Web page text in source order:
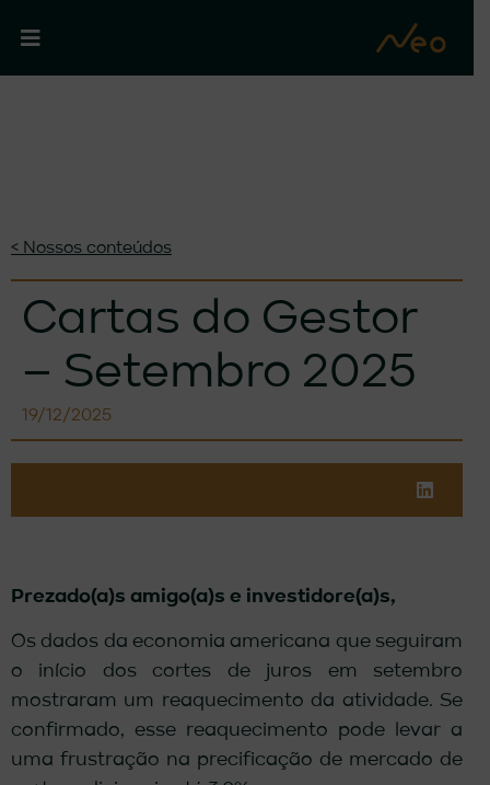
< Nossos conteúdos
Cartas do Gestor
– Setembro 2025
19/12/2025
Prezado(a)s amigo(a)s e investidore(a)s,
Os dados da economia americana que seguiram
o início dos cortes de juros em setembro
mostraram um reaquecimento da atividade. Se
confirmado, esse reaquecimento pode levar a
uma frustração na precificação de mercado de